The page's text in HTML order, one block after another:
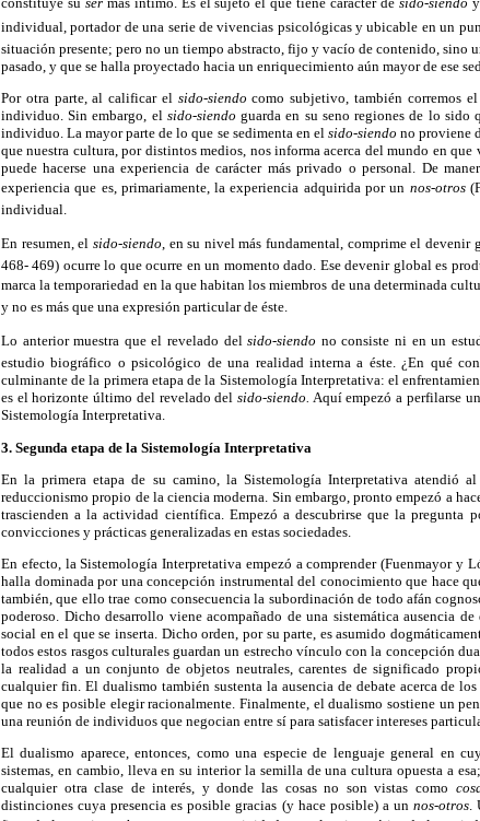
individual, portador de una serie de vivencias psicológicas y ubicable en un
situación presente; pero no un tiempo abstracto, fijo y vacío de contenido, sino
pasado, y que se halla proyectado hacia un enriquecimiento aún mayor de ese
Por otra parte, al calificar el sido-siendo como subjetivo, también corremos
individuo. Sin embargo, el sido-siendo guarda en su seno regiones de lo sido
individuo. La mayor parte de lo que se sedimenta en el sido-siendo no proviene
que nuestra cultura, por distintos medios, nos informa acerca del mundo en
puede hacerse una experiencia de carácter más privado o personal. De
experiencia que es, primariamente, la experiencia adquirida por un nos-otros
individual.
En resumen, el sido-siendo, en su nivel más fundamental, comprime el devenir
468- 469) ocurre lo que ocurre en un momento dado. Ese devenir global es
marca la temporariedad en la que habitan los miembros de una determinada
y no es más que una expresión particular de éste.
Lo anterior muestra que el revelado delsido-siendo no consiste ni en un
estudio biográfico o psicológico de una realidad interna a éste. ¿En qué
culminante de la primera etapa de la Sistemología Interpretativa: el
es el horizonte último del revelado del sido-siendo. Aquí empezó a perfilarse
Sistemología Interpretativa.
3. Segunda etapa de la Sistemología Interpretativa
En la primera etapa de su camino, la Sistemología Interpretativa atendió
reduccionismo propio de la ciencia moderna. Sin embargo, pronto empezó a
trascienden a la actividad científica. Empezó a descubrirse que la pregunta
convicciones y prácticas generalizadas en estas sociedades.
En efecto, la Sistemología Interpretativa empezó a comprender (Fuenmayor y
halla dominada por una concepción instrumental del conocimiento que hace
también, que ello trae como consecuencia la subordinación de todo afán
poderoso. Dicho desarrollo viene acompañado de una sistemática ausencia
social en el que se inserta. Dicho orden, por su parte, es asumido
todos estos rasgos culturales guardan un estrecho vínculo con la concepción
la realidad a un conjunto de objetos neutrales, carentes de significado
cualquier fin. El dualismo también sustenta la ausencia de debate acerca de
que no es posible elegir racionalmente. Finalmente, el dualismo sostiene un
una reunión de individuos que negocian entre sí para satisfacer intereses
El dualismo aparece, entonces, como una especie de lenguaje general en
sistemas, en cambio, lleva en su interior la semilla de una cultura opuesta a
cualquier otra clase de interés, y donde las cosas no son vistas como
distinciones cuya presencia es posible gracias (y hace posible) a un nos-otros.